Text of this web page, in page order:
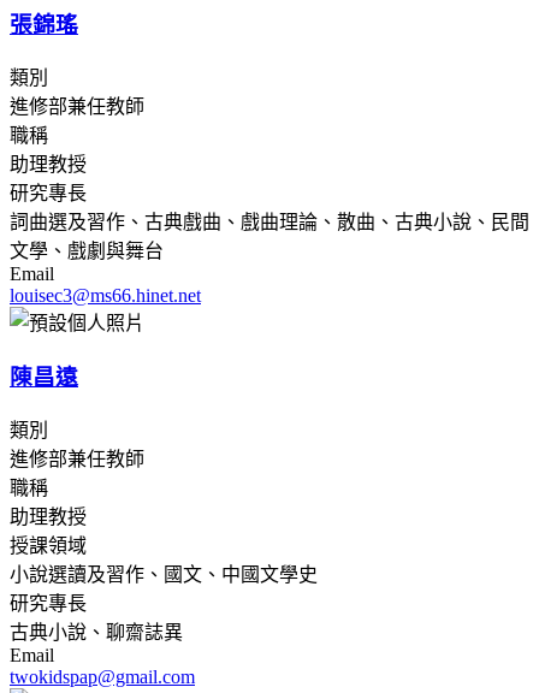
張錦瑤
類別
進修部兼任教師
職稱
助理教授
研究專長
詞曲選及習作、古典戲曲、戲曲理論、散曲、古典小說、民間
文學、戲劇與舞台
Email
louisec3@ms66.hinet.net
陳昌遠
類別
進修部兼任教師
職稱
助理教授
授課領域
小說選讀及習作、國文、中國文學史
研究專長
古典小說、聊齋誌異
Email
twokidspap@gmail.com